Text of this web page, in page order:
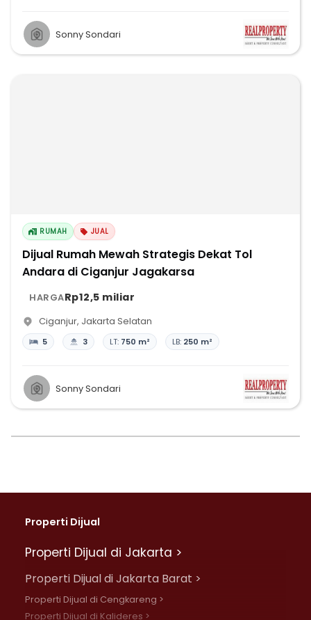
Sonny Sondari
RUMAH JUAL
Dijual Rumah Mewah Strategis Dekat Tol
Andara di Ciganjur Jagakarsa
HARGARp12,5 miliar
Ciganjur, Jakarta Selatan
5 3 LT: 750 m² LB: 250 m²
Sonny Sondari
Properti Dijual
Properti Dijual di Jakarta >
Properti Dijual di Jakarta Barat >
Properti Dijual di Cengkareng >
Properti Dijual di Kalideres >